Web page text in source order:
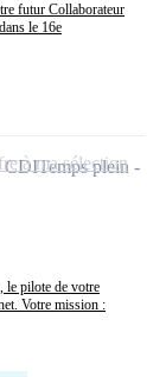
futur Collaborateur
le 16e
le pilote de votre
Votre mission :
CDITemps plein
à ma sélection